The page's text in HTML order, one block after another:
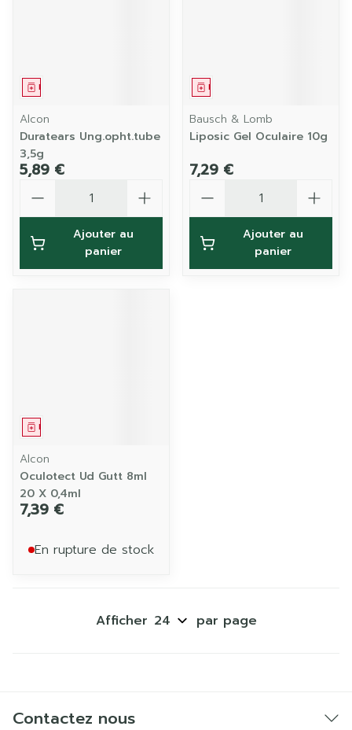
Médicament
Alcon
Duratears Ung.opht.tube
3,5g
5,89 €
Ajouter au
panier
Médicament
Bausch & Lomb
Liposic Gel Oculaire 10g
7,29 €
Ajouter au
panier
Médicament
Alcon
Oculotect Ud Gutt 8ml
20 X 0,4ml
7,39 €
En rupture de stock
Afficher par page
Contactez nous